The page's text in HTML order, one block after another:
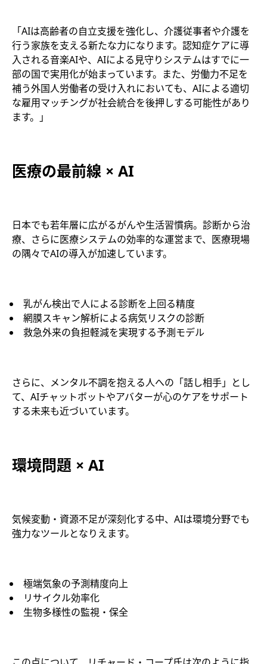
「AIは高齢者の自立支援を強化し、介護従事者や介護を
行う家族を支える新たな力になります。認知症ケアに導
入される音楽AIや、AIによる見守りシステムはすでに一
部の国で実用化が始まっています。また、労働力不足を
補う外国人労働者の受け入れにおいても、AIによる適切
な雇用マッチングが社会統合を後押しする可能性があり
ます。」
医療の最前線 × AI
日本でも若年層に広がるがんや生活習慣病。診断から治
療、さらに医療システムの効率的な運営まで、医療現場
の隅々でAIの導入が加速しています。
乳がん検出で人による診断を上回る精度
網膜スキャン解析による病気リスクの診断
救急外来の負担軽減を実現する予測モデル
さらに、メンタル不調を抱える人への「話し相手」とし
て、AIチャットボットやアバターが心のケアをサポート
する未来も近づいています。
環境問題 × AI
気候変動・資源不足が深刻化する中、AIは環境分野でも
強力なツールとなりえます。
極端気象の予測精度向上
リサイクル効率化
生物多様性の監視・保全